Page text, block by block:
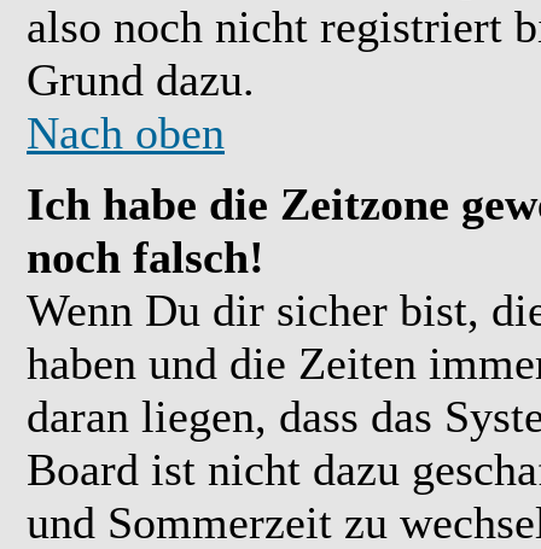
also noch nicht registriert
Grund dazu.
Nach oben
Ich habe die Zeitzone
noch falsch!
Wenn Du dir sicher bist,
haben und die Zeiten
daran liegen, dass das
Board ist nicht dazu
und Sommerzeit zu